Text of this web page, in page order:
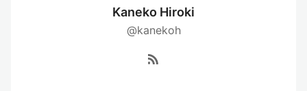
Kaneko Hiroki
@kanekoh
rss_feed